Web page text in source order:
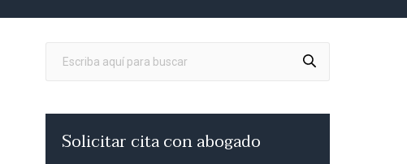
Solicitar cita con abogado